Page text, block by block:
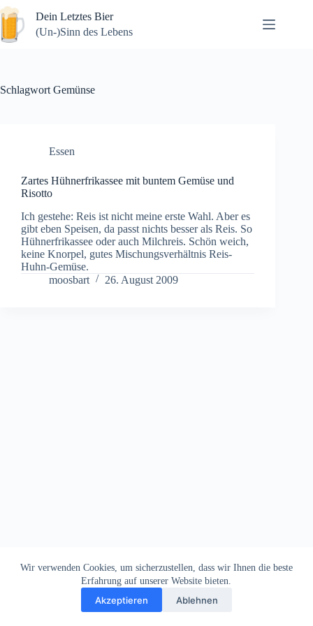
Zum
Inhalt
springen
Wir verwenden Cookies, um sicherzustellen, dass wir Ihnen die beste
Erfahrung auf unserer Website bieten.
Akzeptieren Ablehnen
Dein Letztes Bier
(Un-)Sinn des Lebens
Schlagwort Gemünse
Essen
Zartes Hühnerfrikassee mit buntem Gemüse und
Risotto
Ich gestehe: Reis ist nicht meine erste Wahl. Aber es
gibt eben Speisen, da passt nichts besser als Reis. So
Hühnerfrikassee oder auch Milchreis. Schön weich,
keine Knorpel, gutes Mischungsverhältnis Reis-
Huhn-Gemüse.
moosbart
26. August 2009
Impressum
Datenschutz